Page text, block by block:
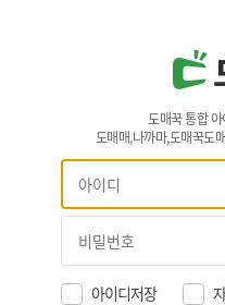
도매꾹 통합
도매매,나까마,도매꾹도
아이디저장